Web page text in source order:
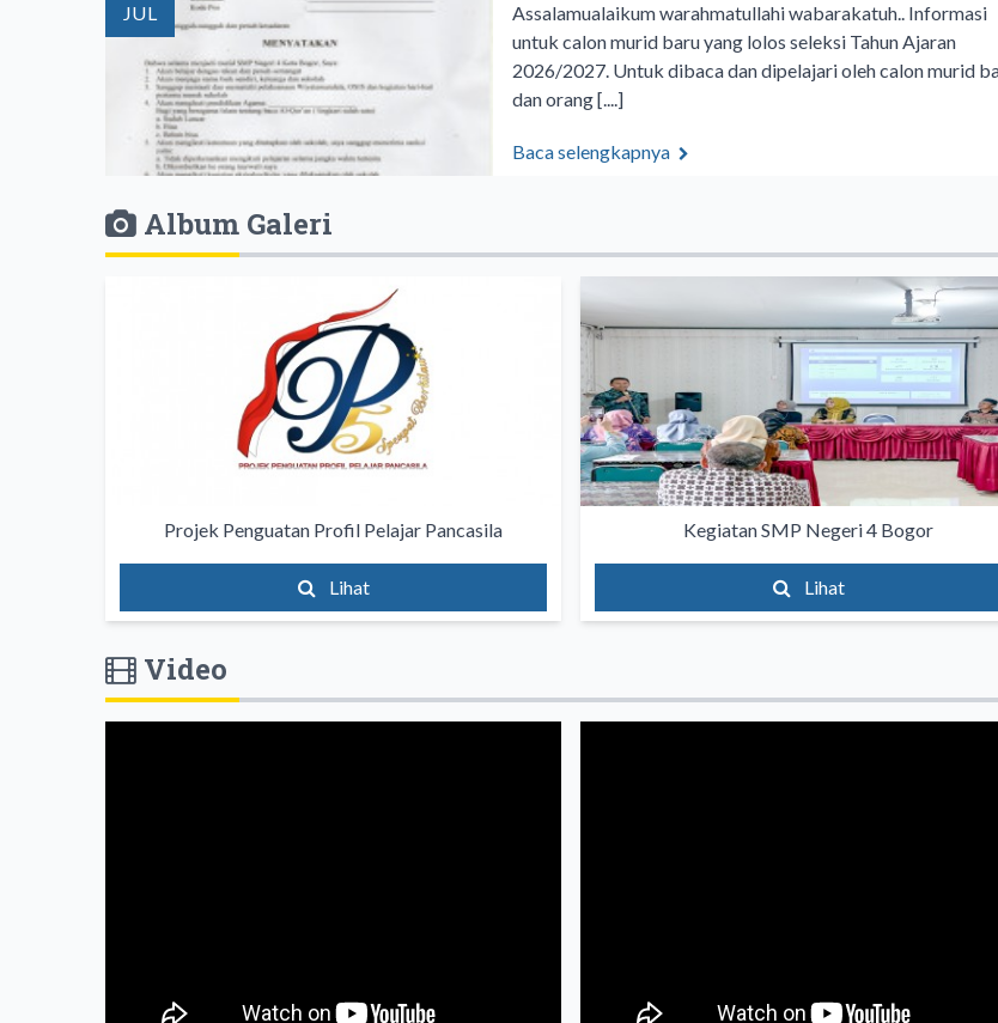
JUL
Assalamualaikum warahmatullahi wabarakatuh.. Informasi
untuk calon murid baru yang lolos seleksi Tahun Ajaran
2026/2027. Untuk dibaca dan dipelajari oleh calon murid
dan orang [....]
Baca selengkapnya
Album Galeri
Projek Penguatan Profil Pelajar Pancasila
Lihat
Kegiatan SMP Negeri 4 Bogor
Lihat
Video